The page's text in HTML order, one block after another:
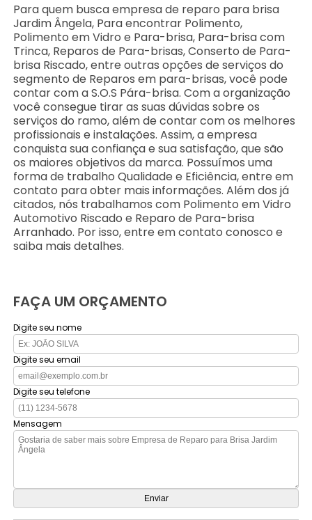
Para quem busca empresa de reparo para brisa
Jardim Ângela, Para encontrar Polimento,
Polimento em Vidro e Para-brisa, Para-brisa com
Trinca, Reparos de Para-brisas, Conserto de Para-
brisa Riscado, entre outras opções de serviços do
segmento de Reparos em para-brisas, você pode
contar com a S.O.S Pára-brisa. Com a organização
você consegue tirar as suas dúvidas sobre os
serviços do ramo, além de contar com os melhores
profissionais e instalações. Assim, a empresa
conquista sua confiança e sua satisfação, que são
os maiores objetivos da marca. Possuímos uma
forma de trabalho Qualidade e Eficiência, entre em
contato para obter mais informações. Além dos já
citados, nós trabalhamos com Polimento em Vidro
Automotivo Riscado e Reparo de Para-brisa
Arranhado. Por isso, entre em contato conosco e
saiba mais detalhes.
FAÇA UM ORÇAMENTO
Digite seu nome
Digite seu email
Digite seu telefone
Mensagem